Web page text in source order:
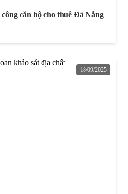
căn hộ cho thuê Đà Nẵng
18/09/2025